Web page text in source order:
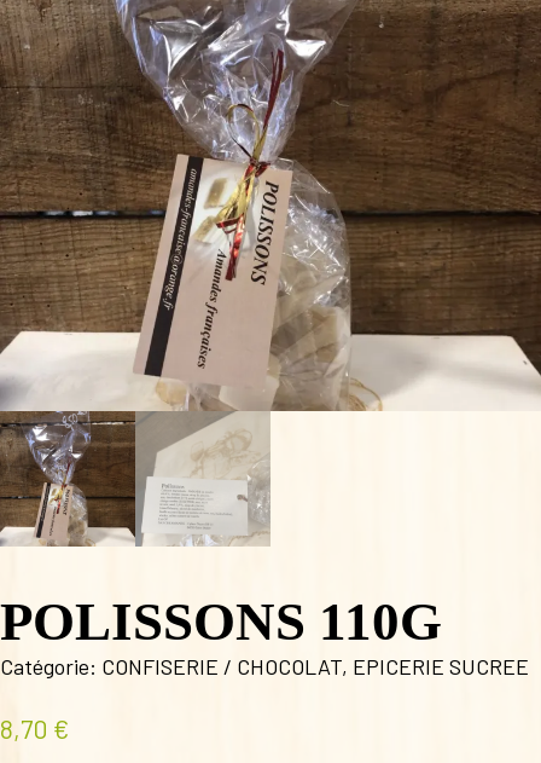
POLISSONS 110G
Catégorie: CONFISERIE / CHOCOLAT, EPICERIE SUCREE
8,70 €